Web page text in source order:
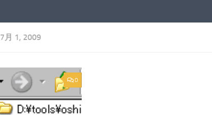
7月 1, 2009
0